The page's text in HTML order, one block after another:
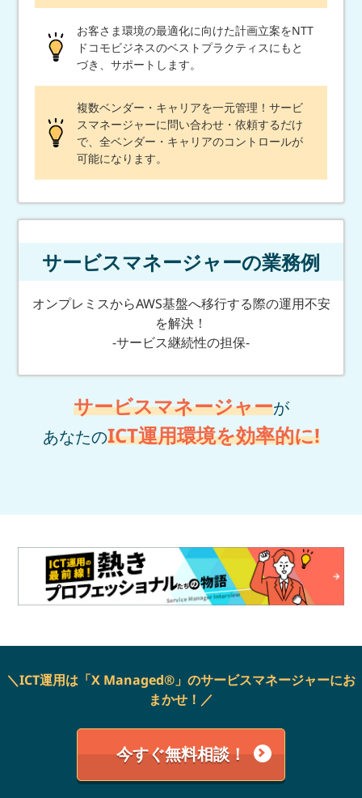
お客さま環境の最適化に向けた計画立案をNTT
ドコモビジネスのベストプラクティスにもと
づき、サポートします。
複数ベンダー・キャリアを一元管理！サービ
スマネージャーに問い合わせ・依頼するだけ
で、全ベンダー・キャリアのコントロールが
可能になります。
サービスマネージャーの業務例
オンプレミスからAWS基盤へ移行する際の運用不安
を解決！
-サービス継続性の担保-
サービスマネージャーが
あなたのICT運用環境を効率的に!
＼ICT運用は「X Managed®」のサービスマネージャーにお
まかせ！／
今すぐ無料相談！